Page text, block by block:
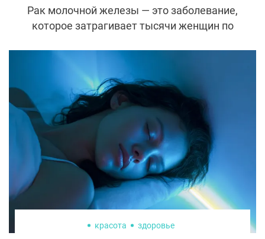
Рак молочной железы — это заболевание,
которое затрагивает тысячи женщин по
уверенность. Одним из важнейших шагов
на пути восстановления для большинства
женщин становится реконструкция груди
после мастэктомии. В последние годы
разработаны новые методики, которые
позволяют восстановить естественный
вид груди, не только улучшая внешний
вид, но и значительно ускоряя
восстановление после операции.
красота здоровье